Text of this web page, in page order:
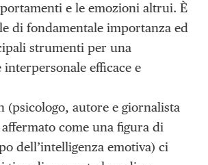
e le emozioni altrui. È
di fondamentale importanza ed
strumenti per una
efficace e
(psicologo, autore e giornalista
come una figura di
dell’intelligenza emotiva) ci